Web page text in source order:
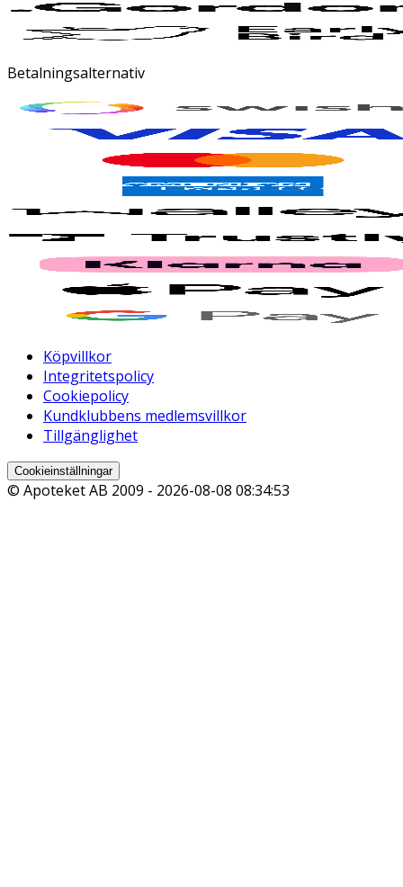
Betalningsalternativ
Köpvillkor
Integritetspolicy
Cookiepolicy
Kundklubbens medlemsvillkor
Tillgänglighet
Cookieinställningar
© Apoteket AB 2009 - 2026-08-08 08:34:53